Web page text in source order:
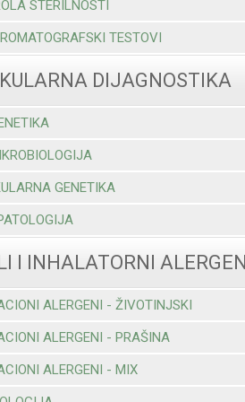
STERILNOSTI
TESTOVI
DIJAGNOSTIKA
GENETIKA
I INHALATORNI
ALERGENI - ŽIVOTINJSKI
ALERGENI - PRAŠINA
ALERGENI - MIX